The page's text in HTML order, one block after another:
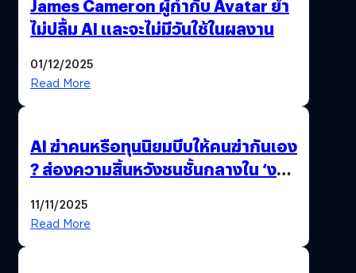
James Cameron ผู้กำกับ Avatar ย้ำ
ไม่ปลื้ม AI และจะไม่มีวันใช้ในผลงาน
01/12/2025
Read More
AI ฆ่าคนหรือทุนนิยมบีบให้คนฆ่ากันเอง
? ส่องความสิ้นหวังชนชั้นกลางใน ‘งาน
11/11/2025
Read More